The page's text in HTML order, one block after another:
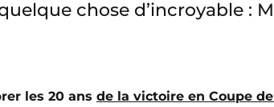
chose d’incroyable :
les 20 ans de la victoire en Coupe